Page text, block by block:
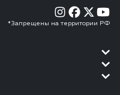
*Запрещены на территории РФ